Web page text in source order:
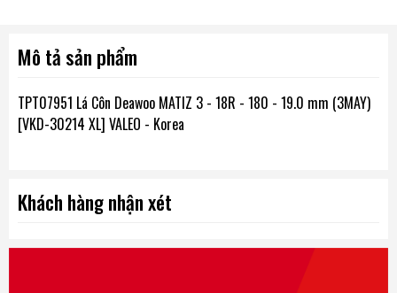
Mô tả sản phẩm
TPT07951 Lá Côn Deawoo MATIZ 3 - 18R - 180 - 19.0 mm (3MAY)
[VKD-30214 XL] VALEO - Korea
Khách hàng nhận xét